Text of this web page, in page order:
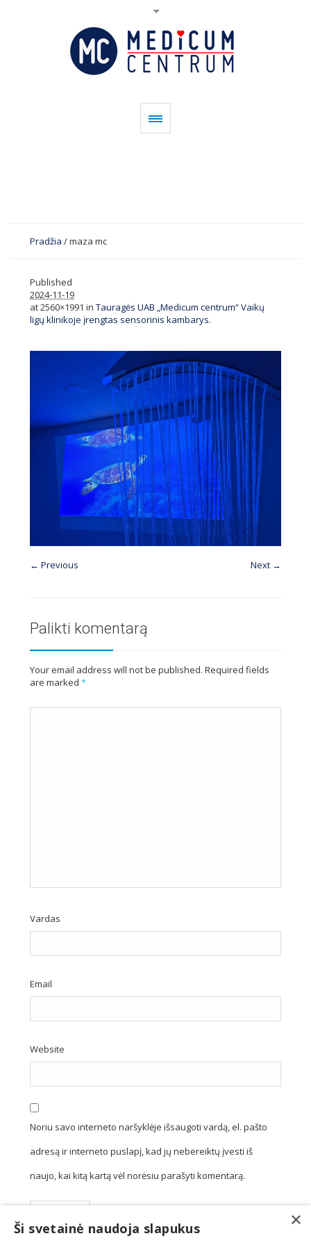
Pradžia /maza mc
Published
2024-11-19
at 2560×1991 inTauragės UAB „Medicum centrum“ Vaikų
ligų klinikoje įrengtas sensorinis kambarys.
← Previous Next →
Palikti komentarą
Your email address will not be published. Required fields
are marked*
Vardas
Email
Website
Noriu savo interneto naršyklėje išsaugoti vardą, el. pašto
adresą ir interneto puslapį, kad jų nebereiktų įvesti iš
naujo, kai kitą kartą vėl norėsiu parašyti komentarą.
×
Ši svetainė naudoja slapukus